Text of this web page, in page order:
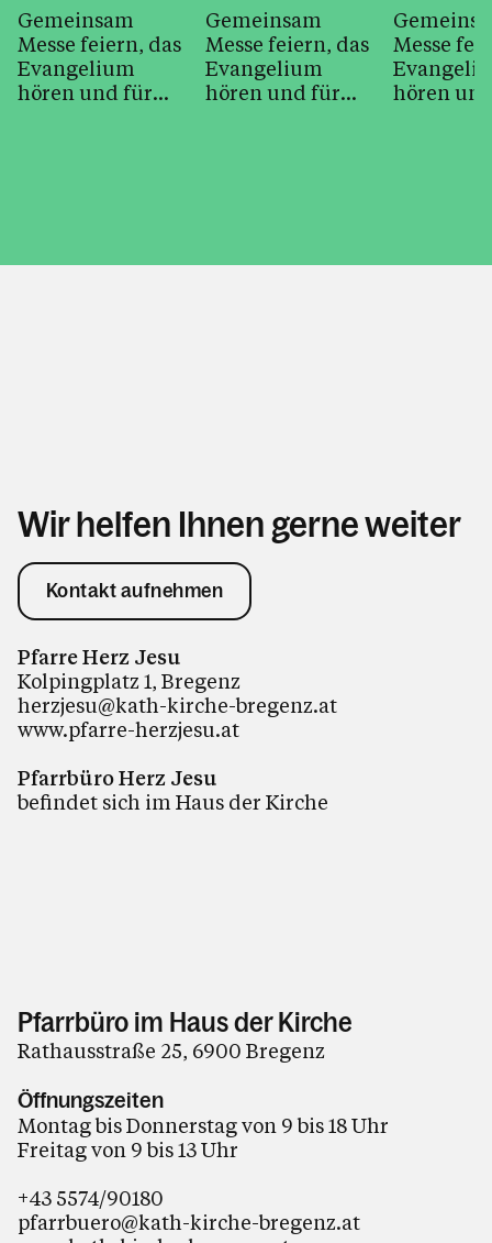
Gemeinsam
Messe feiern, das
Evangelium
hören und für
Gemeinsam
Messe feiern, das
Evangelium
hören und für
Messe
hören
Wir helfen Ihnen gerne weiter
Kontakt aufnehmen
Pfarre Herz Jesu
Kolpingplatz 1, Bregenz
herzjesu@kath-kirche-bregenz.at
www.pfarre-herzjesu.at
Pfarrbüro Herz Jesu
befindet sich im Haus der Kirche
Pfarrbüro im Haus der Kirche
Rathausstraße 25, 6900 Bregenz
Öffnungszeiten
Montag bis Donnerstag von 9 bis 18 Uhr
Freitag von 9 bis 13 Uhr
+43 5574/90180
pfarrbuero@kath-kirche-bregenz.at